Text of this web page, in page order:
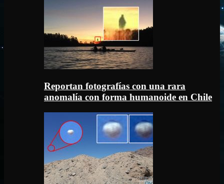
Reportan fotografías con una rara
anomalía con forma humanoide en Chile